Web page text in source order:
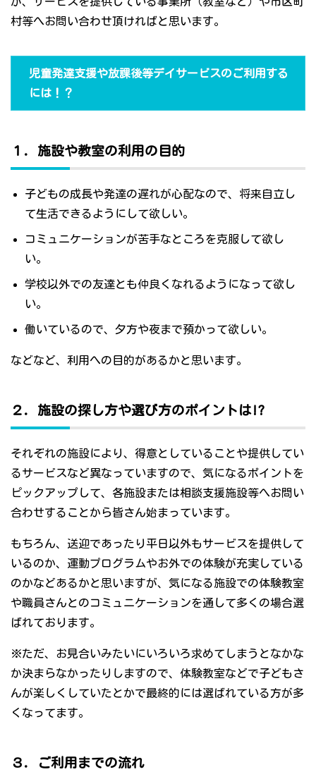
村等へお問い合わせ頂ければと思います。
児童発達支援や放課後等デイサービスのご利用する
には！？
１．施設や教室の利用の目的
子どもの成長や発達の遅れが心配なので、将来自立し
て生活できるようにして欲しい。
コミュニケーションが苦手なところを克服して欲し
い。
学校以外での友達とも仲良くなれるようになって欲し
い。
働いているので、夕方や夜まで預かって欲しい。
などなど、利用への目的があるかと思います。
２．施設の探し方や選び方のポイントは!?
それぞれの施設により、得意としていることや提供してい
るサービスなど異なっていますので、気になるポイントを
ピックアップして、各施設または相談支援施設等へお問い
合わせすることから皆さん始まっています。
もちろん、送迎であったり平日以外もサービスを提供して
いるのか、運動プログラムやお外での体験が充実している
のかなどあるかと思いますが、気になる施設での体験教室
や職員さんとのコミュニケーションを通して多くの場合選
ばれております。
※ただ、お見合いみたいにいろいろ求めてしまうとなかな
か決まらなかったりしますので、体験教室などで子どもさ
んが楽しくしていたとかで最終的には選ばれている方が多
くなってます。
３．ご利用までの流れ